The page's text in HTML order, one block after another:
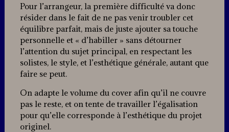
Pour l’arrangeur, la première difficulté va donc
résider dans le fait de ne pas venir troubler cet
équilibre parfait, mais de juste ajouter sa touche
personnelle et « d’habiller » sans détourner
l’attention du sujet principal, en respectant les
solistes, le style, et l’esthétique générale, autant que
faire se peut.
On adapte le volume du cover afin qu’il ne couvre
pas le reste, et on tente de travailler l’égalisation
pour qu’elle corresponde à l’esthétique du projet
originel.